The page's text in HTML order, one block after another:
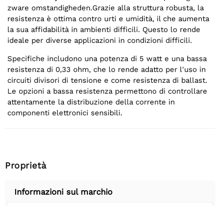
zware omstandigheden.Grazie alla struttura robusta, la
resistenza è ottima contro urti e umidità, il che aumenta
la sua affidabilità in ambienti difficili. Questo lo rende
ideale per diverse applicazioni in condizioni difficili.
Specifiche includono una potenza di 5 watt e una bassa
resistenza di 0,33 ohm, che lo rende adatto per l'uso in
circuiti divisori di tensione e come resistenza di ballast.
Le opzioni a bassa resistenza permettono di controllare
attentamente la distribuzione della corrente in
componenti elettronici sensibili.
Proprietà
Informazioni sul marchio